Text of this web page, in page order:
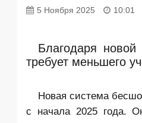
5 Ноября 2025 10:01
Благодаря
требует меньшего
Новая система
с начала 2025 года.